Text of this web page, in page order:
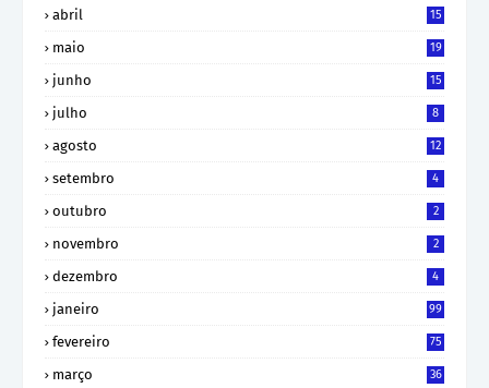
abril 15
maio 19
junho 15
julho 8
agosto 12
setembro 4
outubro 2
novembro 2
dezembro 4
janeiro 99
fevereiro 75
março 36